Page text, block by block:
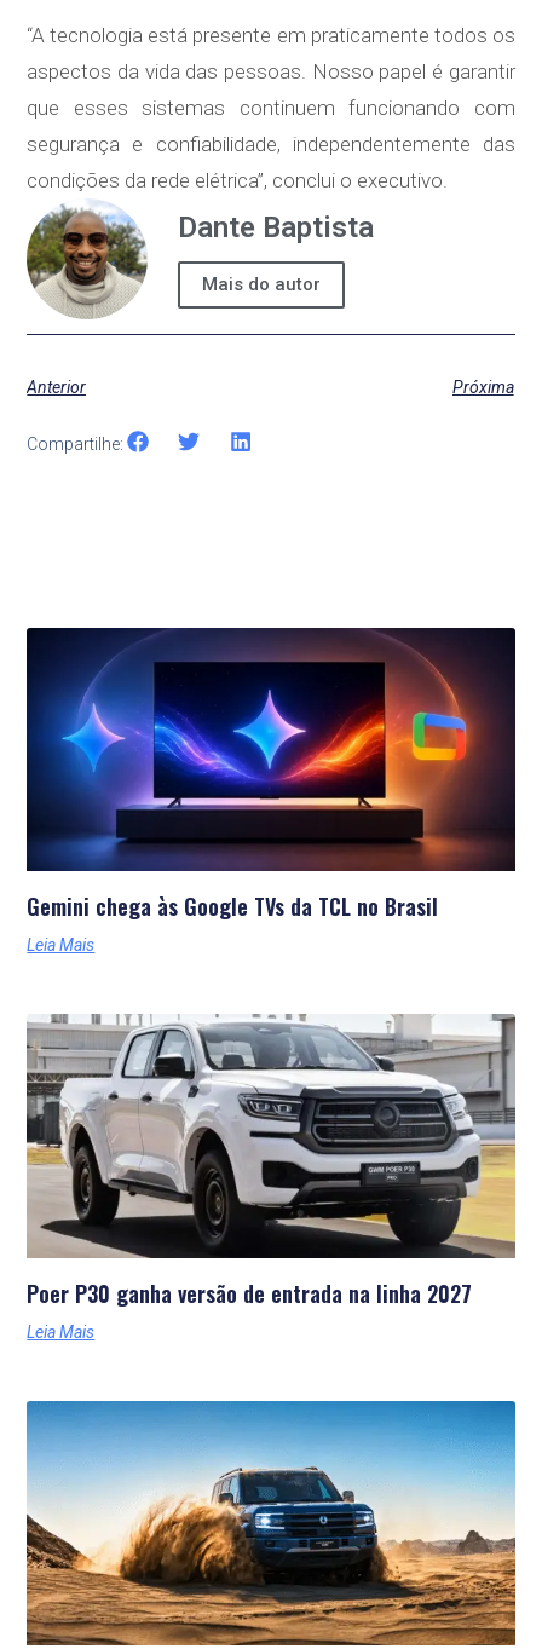
“A tecnologia está presente em praticamente todos os
aspectos da vida das pessoas. Nosso papel é garantir
que esses sistemas continuem funcionando com
segurança e confiabilidade, independentemente das
condições da rede elétrica”, conclui o executivo.
Dante Baptista
Mais do autor
Anterior Próxima
Compartilhe:
Últimas Notícias
Gemini chega às Google TVs da TCL no Brasil
Leia Mais
Poer P30 ganha versão de entrada na linha 2027
Leia Mais